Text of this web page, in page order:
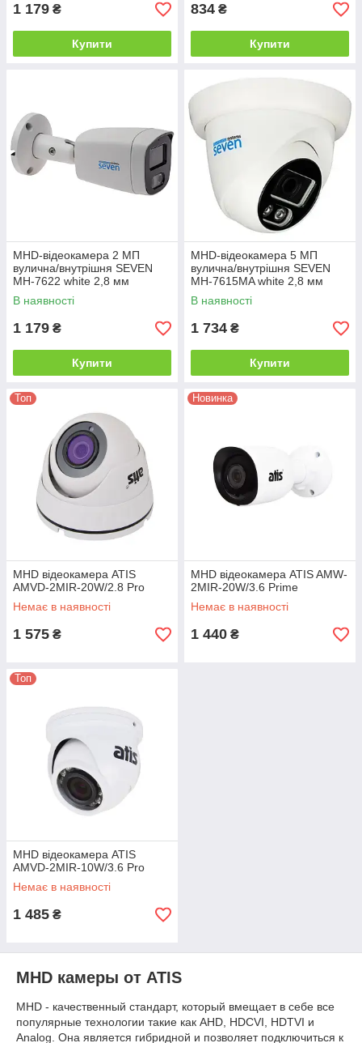
1 179 ₴
Купити
834 ₴
Купити
MHD-відеокамера 2 МП
вулична/внутрішня SEVEN
MH-7622 white 2,8 мм
В наявності
1 179 ₴
Купити
MHD-відеокамера 5 МП
вулична/внутрішня SEVEN
MH-7615MA white 2,8 мм
В наявності
1 734 ₴
Купити
Топ
MHD відеокамера ATIS
AMVD-2MIR-20W/2.8 Pro
Немає в наявності
1 575 ₴
Новинка
MHD відеокамера ATIS AMW-
2MIR-20W/3.6 Prime
Немає в наявності
1 440 ₴
Топ
MHD відеокамера ATIS
AMVD-2MIR-10W/3.6 Pro
Немає в наявності
1 485 ₴
MHD камеры от ATIS
MHD - качественный стандарт, который вмещает в себе все
популярные технологии такие как AHD, HDCVI, HDTVI и
Analog. Она является гибридной и позволяет подключиться к